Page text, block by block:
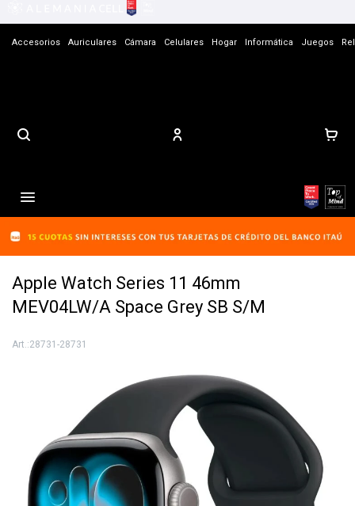
Accesorios Auriculares Cámara Celulares Hogar Informática Juegos

Apple Watch Series 11 46mm
MEV04LW/A Space Grey SB S/M
28731-28731